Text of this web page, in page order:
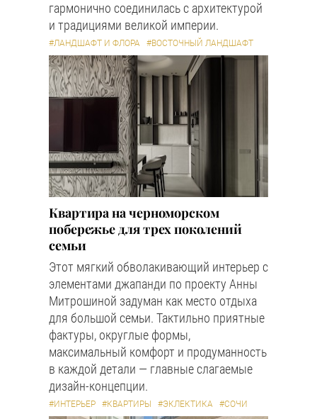
гармонично соединилась с архитектурой
и традициями великой империи.
#ЛАНДШАФТ И ФЛОРА #ВОСТОЧНЫЙ ЛАНДШАФТ
Квартира на черноморском
побережье для трех поколений
семьи
Этот мягкий обволакивающий интерьер с
элементами джапанди по проекту Анны
Митрошиной задуман как место отдыха
для большой семьи. Тактильно приятные
фактуры, округлые формы,
максимальный комфорт и продуманность
в каждой детали — главные слагаемые
дизайн-концепции.
#ИНТЕРЬЕР #КВАРТИРЫ #ЭКЛЕКТИКА #СОЧИ